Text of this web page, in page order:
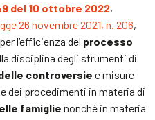
del 10 ottobre 2022,
26 novembre 2021, n. 206,
l’efficienza del processo
disciplina degli strumenti di
controversie e misure
dei procedimenti in materia di
famiglie nonché in materia